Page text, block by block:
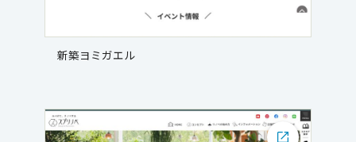
新築ヨミガエル